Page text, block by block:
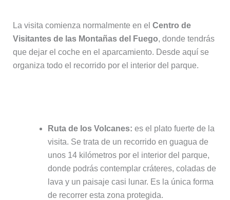
La visita comienza normalmente en el Centro de
Visitantes de las Montañas del Fuego, donde tendrás
que dejar el coche en el aparcamiento. Desde aquí se
organiza todo el recorrido por el interior del parque.
Ruta de los Volcanes: es el plato fuerte de la
visita. Se trata de un recorrido en guagua de
unos 14 kilómetros por el interior del parque,
donde podrás contemplar cráteres, coladas de
lava y un paisaje casi lunar. Es la única forma
de recorrer esta zona protegida.